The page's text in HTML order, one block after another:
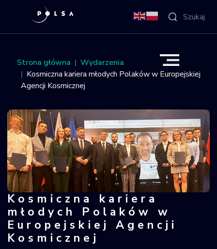
O Agencji
Aktywności
Misja IGNIS
NSIS
Sektor
Polska w
kosmosie
Krajowy Rejestr
Obiektów
Strona główna
Wydarzenia
Kosmiczna kariera młodych Polaków w Europejskiej
Agencji Kosmicznej
Kosmiczna kariera młodych
Kosmiczna kariera
młodych Polaków w
Europejskiej Agencji
Kosmicznej